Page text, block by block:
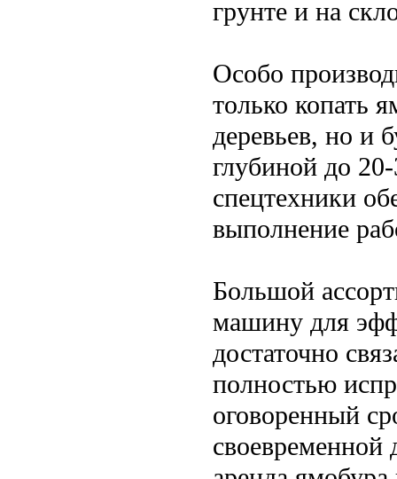
грунте и на
Особо
только копать
деревьев, но и
глубиной до
спецтехники
выполнение
Большой
машину для
достаточно
полностью
оговоренный
своевременной